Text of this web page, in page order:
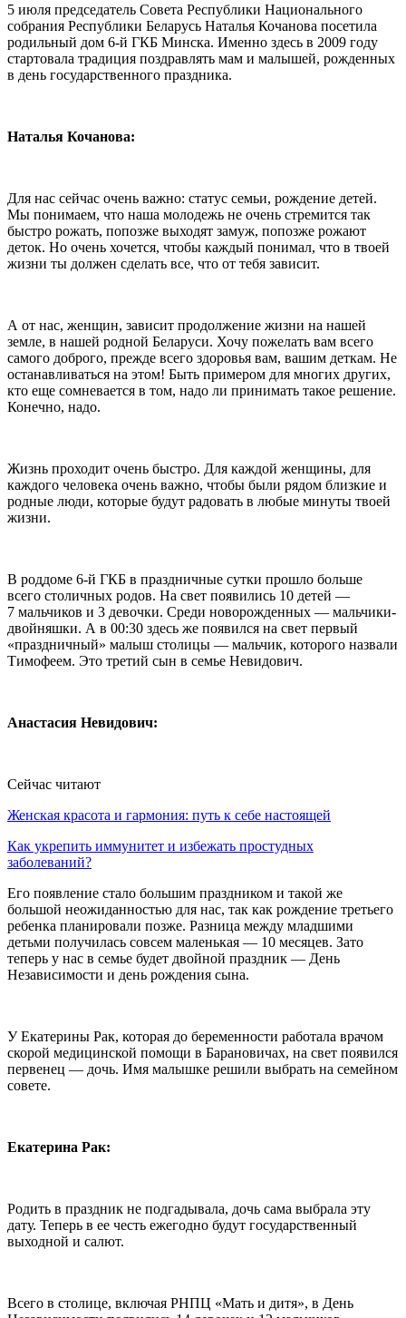
5 июля председатель Совета Республики Национального
собрания Республики Беларусь Наталья Кочанова посетила
родильный дом 6-й ГКБ Минска. Именно здесь в 2009 году
стартовала традиция поздравлять мам и малышей, рожденных
в день государственного праздника.
Наталья Кочанова:
Для нас сейчас очень важно: статус семьи, рождение детей.
Мы понимаем, что наша молодежь не очень стремится так
быстро рожать, попозже выходят замуж, попозже рожают
деток. Но очень хочется, чтобы каждый понимал, что в твоей
жизни ты должен сделать все, что от тебя зависит.
А от нас, женщин, зависит продолжение жизни на нашей
земле, в нашей родной Беларуси. Хочу пожелать вам всего
самого доброго, прежде всего здоровья вам, вашим деткам. Не
останавливаться на этом! Быть примером для многих других,
кто еще сомневается в том, надо ли принимать такое решение.
Конечно, надо.
Жизнь проходит очень быстро. Для каждой женщины, для
каждого человека очень важно, чтобы были рядом близкие и
родные люди, которые будут радовать в любые минуты твоей
жизни.
В роддоме 6-й ГКБ в праздничные сутки прошло больше
всего столичных родов. На свет появились 10 детей —
7 мальчиков и 3 девочки. Среди новорожденных — мальчики-
двойняшки. А в 00:30 здесь же появился на свет первый
«праздничный» малыш столицы — мальчик, которого назвали
Тимофеем. Это третий сын в семье Невидович.
Анастасия Невидович:
Сейчас читают
Женская красота и гармония: путь к себе настоящей
Как укрепить иммунитет и избежать простудных
заболеваний?
Его появление стало большим праздником и такой же
большой неожиданностью для нас, так как рождение третьего
ребенка планировали позже. Разница между младшими
детьми получилась совсем маленькая — 10 месяцев. Зато
теперь у нас в семье будет двойной праздник — День
Независимости и день рождения сына.
У Екатерины Рак, которая до беременности работала врачом
скорой медицинской помощи в Барановичах, на свет появился
первенец — дочь. Имя малышке решили выбрать на семейном
совете.
Екатерина Рак:
Родить в праздник не подгадывала, дочь сама выбрала эту
дату. Теперь в ее честь ежегодно будут государственный
выходной и салют.
Всего в столице, включая РНПЦ «Мать и дитя», в День